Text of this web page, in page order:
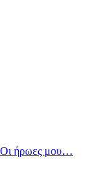
Οι ήρωες μου…